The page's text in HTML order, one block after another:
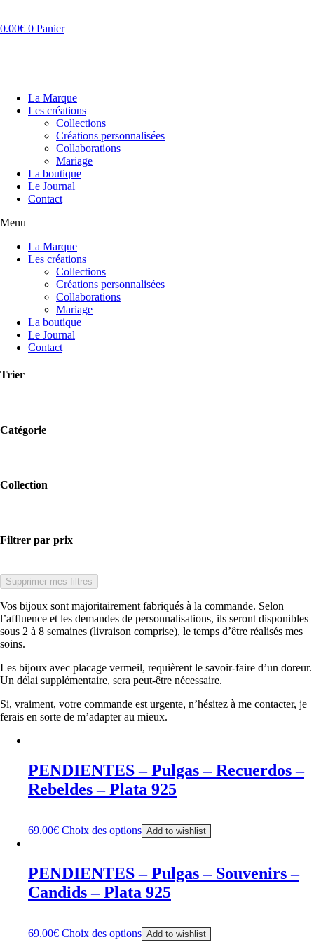
contenu
0.00€ 0 Panier
La Marque
Les créations
Collections
Créations personnalisées
Collaborations
Mariage
La boutique
Le Journal
Contact
Menu
La Marque
Les créations
Collections
Créations personnalisées
Collaborations
Mariage
La boutique
Le Journal
Contact
Trier
Catégorie
Collection
Filtrer par prix
Supprimer mes filtres
Vos bijoux sont majoritairement fabriqués à la commande. Selon
l’affluence et les demandes de personnalisations, ils seront disponibles
sous 2 à 8 semaines (livraison comprise), le temps d’être réalisés mes
soins.
Les bijoux avec placage vermeil, requièrent le savoir-faire d’un doreur.
Un délai supplémentaire, sera peut-être nécessaire.
Si, vraiment, votre commande est urgente, n’hésitez à me contacter, je
ferais en sorte de m’adapter au mieux.
PENDIENTES – Pulgas – Recuerdos –
Rebeldes – Plata 925
69.00€ Choix des options Add to wishlist
PENDIENTES – Pulgas – Souvenirs –
Candids – Plata 925
69.00€ Choix des options Add to wishlist